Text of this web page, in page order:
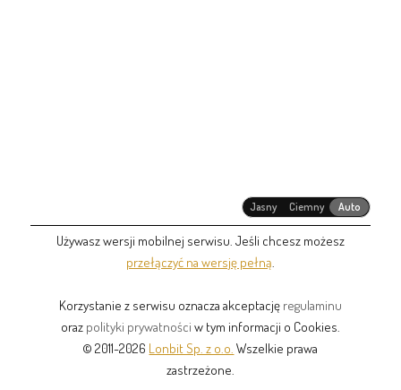
Jasny Ciemny Auto
Używasz wersji mobilnej serwisu. Jeśli chcesz możesz
przełączyć na wersję pełną
Korzystanie z serwisu oznacza akceptację regulaminu
oraz polityki prywatności w tym informacji o Cookies.
© 2011-2026 Lonbit Sp. z o.o. Wszelkie prawa
zastrzeżone.